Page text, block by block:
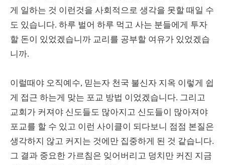
게 일하는 것 이런것을 사회적으로 생각을 못할 때일 수
도 있습니다. 하루 벌어 하루 먹고 사는 분들에게 투자
할 돈이 있었겠습니까 교리를 공부할 여유가 있었겠습
니까.
이럴때야 오직예수, 믿는자 천국 불신자 지옥 이렇게 쉽
게 접근 하는게 맞는 포교 방법 이었겠습니다. 그리고
교회가 커져야 신도들도 많아지고 신도들이 많아져야
포교를 할 수 있고 이런 사이클이 되다보니 점점 본질은
생각하지 않고 커지는 것에만 집중하게 된 것 같습니다.
그 결과 중요한 가르침은 잊어버리고 덩치만 커진 지금